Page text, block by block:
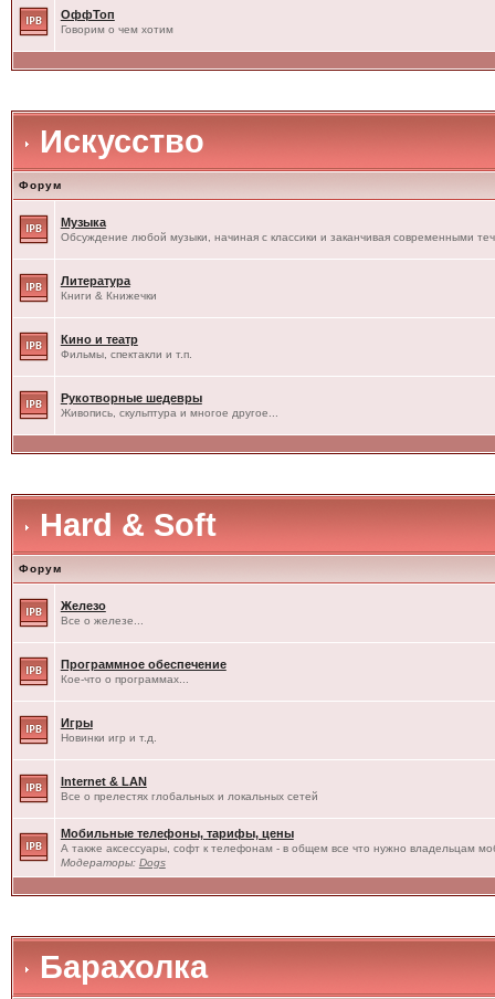
ОффТоп
Говорим о чем хотим
Искусство
Форум
Музыка
Обсуждение любой музыки, начиная с классики и заканчивая современными
Литература
Книги & Книжечки
Кино и театр
Фильмы, спектакли и т.п.
Рукотворные шедевры
Живопись, скульптура и многое другое...
Hard & Soft
Форум
Железо
Все о железе...
Программное обеспечение
Кое-что о программах...
Игры
Новинки игр и т.д.
Internet & LAN
Все о прелестях глобальных и локальных сетей
Мобильные телефоны, тарифы, цены
А также аксессуары, софт к телефонам - в общем все что нужно владельцам
Модераторы: Dogs
Барахолка